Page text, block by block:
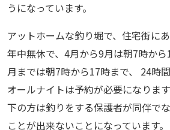
うになっています。
アットホームな釣り堀で、住宅街に
年中無休で、4月から9月は朝7時か
月までは朝7時から17時まで、 24時
オールナイトは予約が必要になりま
下の方は釣りをする保護者が同伴で
ことが出来ないことになっています。